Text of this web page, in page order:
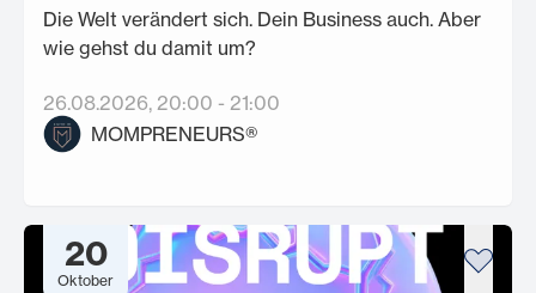
Die Welt verändert sich. Dein Business auch. Aber
wie gehst du damit um?
26.08.2026, 20:00 - 21:00
MOMPRENEURS®
20
Oktober